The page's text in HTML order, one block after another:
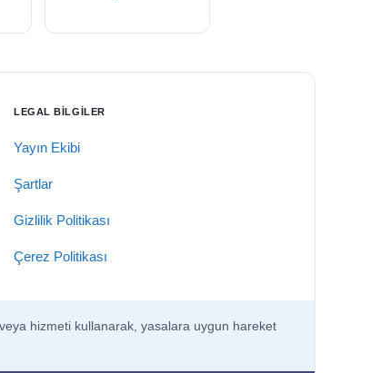
LEGAL BILGILER
Yayın Ekibi
Şartlar
Gizlilik Politikası
Çerez Politikası
hizmeti kullanarak, yasalara uygun hareket